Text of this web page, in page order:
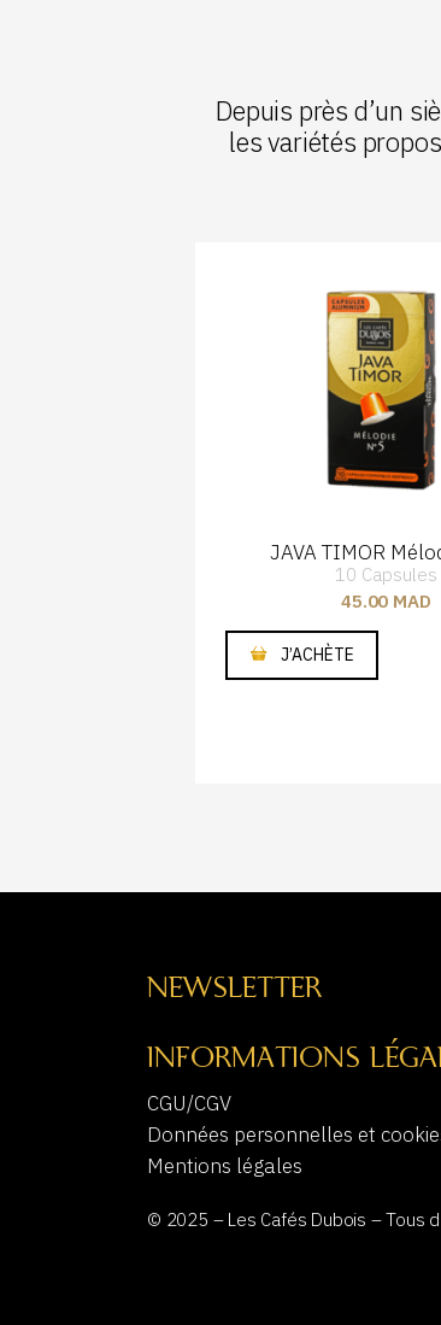
Depuis près d’un
les variétés
JAVA TIMOR
10 Capsules
45.00 MAD
J’ACHÈTE
NEWSLETTER
INFORMATIONS
CGU/CGV
Données personnelles et
Mentions légales
© 2025 – Les Cafés Dubois – Tous